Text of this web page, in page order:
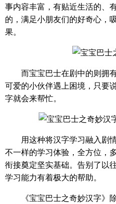
事内容丰富，有贴近生活的、
的，满足小朋友们的好奇心，
果。
而宝宝巴士在剧中的则拥
可爱的小伙伴遇上困境，只要
字就会来帮忙。
用这种将汉字学习融入剧
不一样的学习体验，全方位，
衔接奠定坚实基础。告别了以
学习能力有着极大的帮助。
《宝宝巴士之奇妙汉字》